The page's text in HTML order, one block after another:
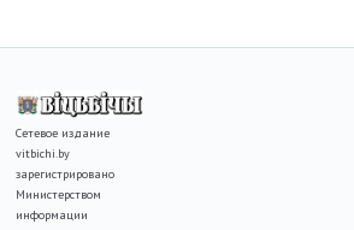
Сетевое издание
vitbichi.by
зарегистрировано
Министерством
информации